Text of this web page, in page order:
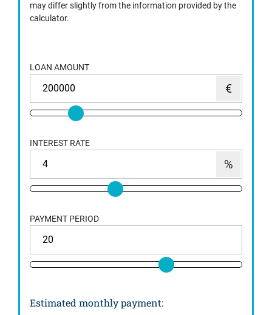
may differ slightly from the information provided by the
calculator.
LOAN AMOUNT
INTEREST RATE
PAYMENT PERIOD
Estimated monthly payment: